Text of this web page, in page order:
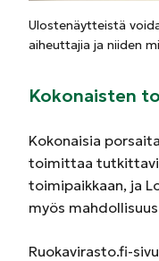
Ulostenäytteistä
aiheuttajia ja niiden
Kokonaisten
Kokonaisia
toimittaa
toimipaikkaan, ja
myös
Ruokavirasto.fi-